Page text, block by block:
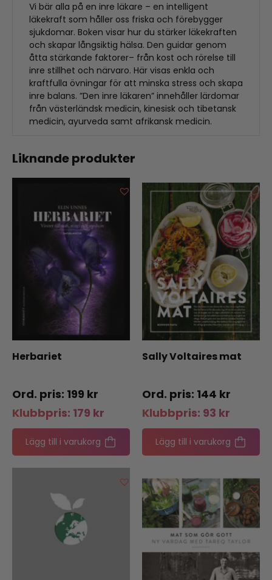
Vi bär alla på en inre läkare – en intelligent
läkekraft som håller oss friska och förebygger
sjukdomar. Boken visar hur du stärker läkekraften
och skapar långsiktig hälsa. Den guidar genom
åtta stärkande faktorer– från kost och rörelse till
inre stillhet och närvaro. Här visas enkla och
kraftfulla övningar för att minska stress och skapa
inre balans. ”Den inre läkaren” innehåller lärdomar
från västerländsk medicin, kinesisk och tibetansk
medicin, ayurveda samt afrikansk medicin.
Liknande produkter
Herbariet
199 kr
Klubbpris: 179 kr
Lägg till i varukorg
Sally Voltaires mat
144 kr
Klubbpris: 93 kr
Lägg till i varukorg